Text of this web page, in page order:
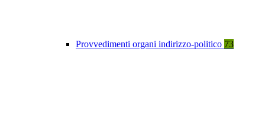
Provvedimenti organi indirizzo-politico 73